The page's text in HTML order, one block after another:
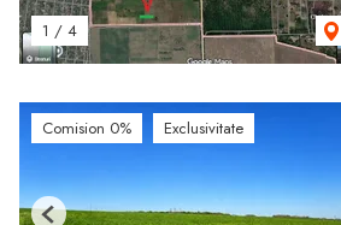
1 / 4
Comision 0% Exclusivitate